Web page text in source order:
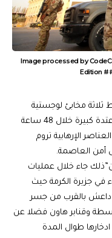
Image processed by
Edition
ضبط ثلاثة مخابئ لوجستية
لداعش تحوي مقذوفات حربية وصواريخ واعتدة كبيرة خلال 48 ساعة
الإرهابية تروم
أمن العاصمة.
جاء خلال عمليات
في جزيرة الكرمة حيث
داعش بالقرب من جسر
وقنابر هاون فضلا عن
طوال المدة